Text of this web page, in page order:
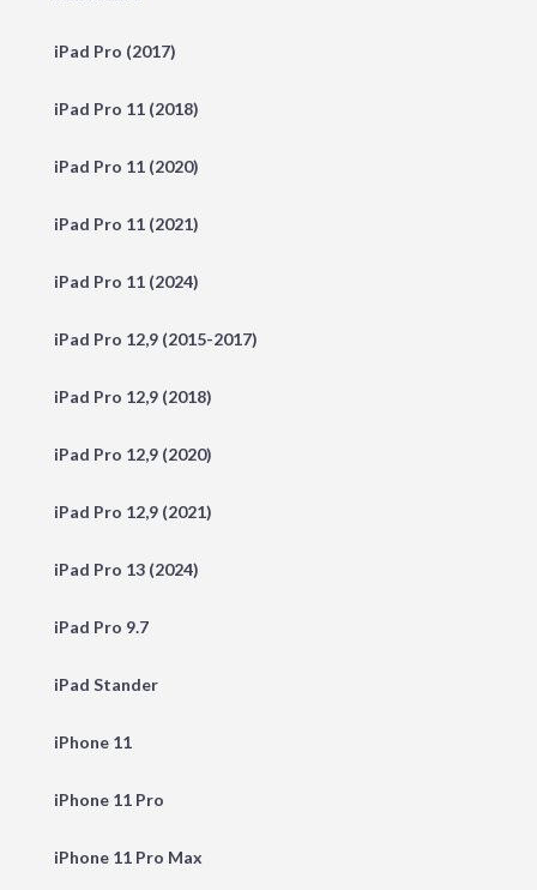
iPad Pro (2017)
iPad Pro 11 (2018)
iPad Pro 11 (2020)
iPad Pro 11 (2021)
iPad Pro 11 (2024)
iPad Pro 12,9 (2015-2017)
iPad Pro 12,9 (2018)
iPad Pro 12,9 (2020)
iPad Pro 12,9 (2021)
iPad Pro 13 (2024)
iPad Pro 9.7
iPad Stander
iPhone 11
iPhone 11 Pro
iPhone 11 Pro Max